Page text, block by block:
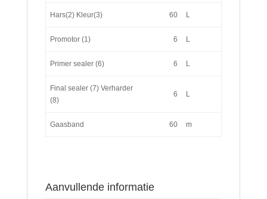
Hars(2) Kleur(3) 60 L
Promotor (1) 6 L
Primer sealer (6) 6 L
Final sealer (7) Verharder
(8)
6 L
Gaasband 60 m
Aanvullende informatie